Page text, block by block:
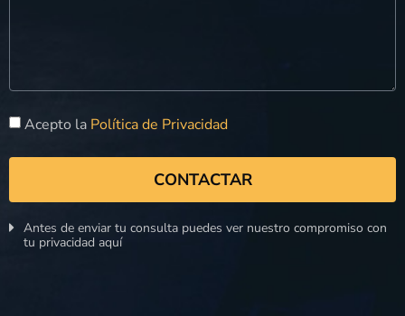
Acepto la Política de Privacidad
CONTACTAR
Antes de enviar tu consulta puedes ver nuestro compromiso con
tu privacidad aquí